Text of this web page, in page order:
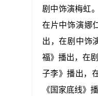
剧中饰演梅虹
在片中饰演娜
出，在剧中饰
福》播出，在
子李》播出，
《国家底线》